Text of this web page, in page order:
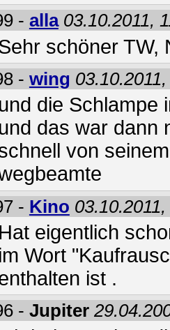
- alla 03.10.2011,
schöner TW,
- wing
die Schlampe
das war dann
von
- Kino
Hat eigentlich
im Wort
ist .
- Jupiter